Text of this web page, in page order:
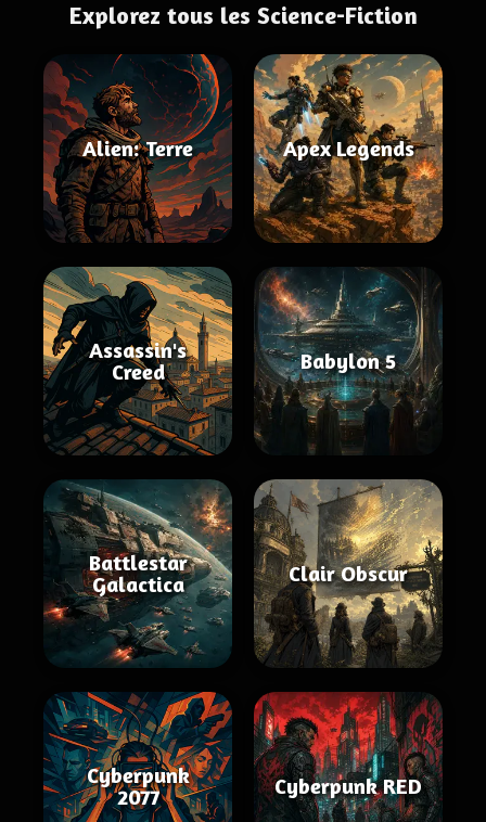
Explorez tous les Science-Fiction
Alien: Terre Apex Legends
Assassin's
Creed
Babylon 5
Battlestar
Galactica
Clair Obscur
Cyberpunk
2077
Cyberpunk RED